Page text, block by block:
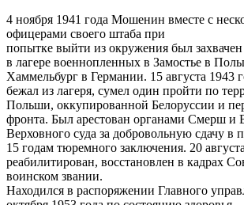
4 ноября 1941 года Мошенин вместе с
офицерами своего штаба при
попытке выйти из окружения был
в лагере военнопленных в Замостье в
Хаммельбург в Германии. 15 августа 1943
бежал из лагеря, сумел один пройти по
Польши, оккупированной Белоруссии и
фронта. Был арестован органами Смерш и
Верховного суда за добровольную сдачу в
15 годам тюремного заключения. 20
реабилитирован, восстановлен в кадрах
воинском звании.
Находился в распоряжении Главного